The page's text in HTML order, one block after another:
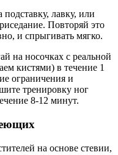
лавку, или
Повторяй это
и спрыгивать мягко.
на носочках с реальной
кистями) в течение 1
ограничения и
тренировку ног
8-12 минут.
на основе стевии,